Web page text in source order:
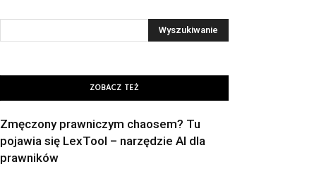
ZOBACZ TEŻ
Zmęczony prawniczym chaosem? Tu
pojawia się LexTool – narzędzie AI dla
prawników